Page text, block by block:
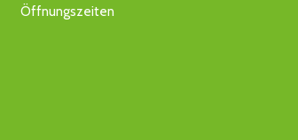
Öffnungszeiten